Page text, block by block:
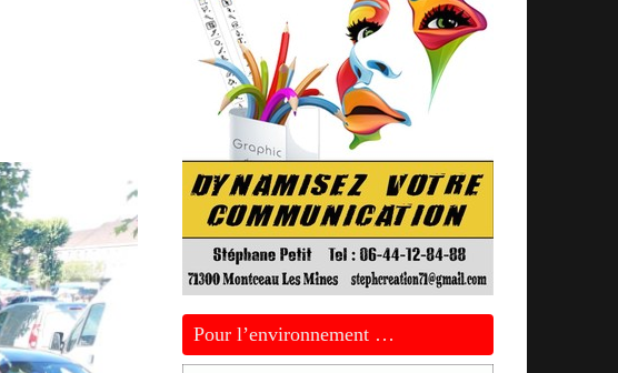
Pour l’environnement …